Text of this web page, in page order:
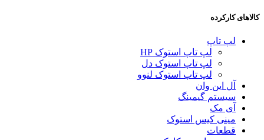
کالاهای کارکرده
لپ تاپ
لپ تاپ استوک HP
لپ تاپ استوک دل
لپ تاپ استوک لنوو
آل این وان
سیستم گیمینگ
آی مک
مینی کیس استوک
قطعات